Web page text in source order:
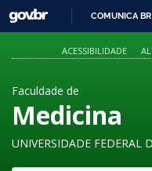
GOVBR
COMUNICA BR
ACESSIBILIDADE
Faculdade de
Medicina
UNIVERSIDADE FEDERAL